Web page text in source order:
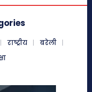
राष्ट्रीय
बरेली